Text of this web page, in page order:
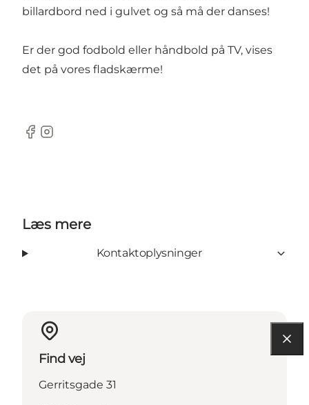
billardbord ned i gulvet og så må der danses!
Er der god fodbold eller håndbold på TV, vises
det på vores fladskærme!
Facebook
Instagram
Læs mere
Kontaktoplysninger
Find vej
Gerritsgade 31